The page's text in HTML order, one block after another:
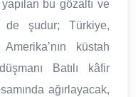
bu gözaltı ve
de şudur; Türkiye,
küstah
Batılı kâfir
ağırlayacak,